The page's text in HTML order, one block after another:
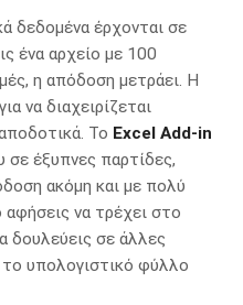
δεδομένα έρχονται σε
ένα αρχείο με 100
η απόδοση μετράει. Η
να διαχειρίζεται
Το Excel Add-in
σε έξυπνες παρτίδες,
ακόμη και με πολύ
να τρέχει στο
δουλεύεις σε άλλες
το υπολογιστικό φύλλο